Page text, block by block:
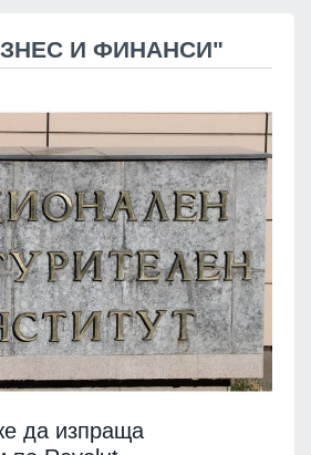
И ФИНАНСИ"
да изпраща